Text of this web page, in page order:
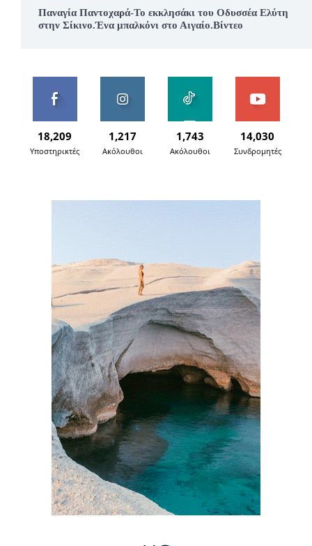
Παναγία Παντοχαρά-Το εκκλησάκι του Οδυσσέα Ελύτη
στην Σίκινο.Ένα μπαλκόνι στο Αιγαίο.Βίντεο
18,209
Υποστηρικτές
1,217
Ακόλουθοι
1,743
Ακόλουθοι
14,030
Συνδρομητές